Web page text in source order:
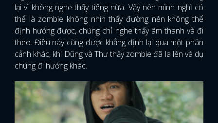
lại vì không nghe thấy tiếng nữa. Vậy nên mình nghĩ có
thể là zombie không nhìn thấy đường nên không thể
định hướng được, chúng chỉ nghe thấy âm thanh và đi
theo. Điều này cũng được khẳng định lại qua một phân
cảnh khác, khi Dũng và Thư thấy zombie đã la lên và dụ
chúng đi hướng khác.